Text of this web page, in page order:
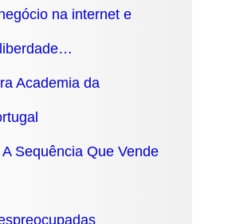
na internet e
Academia da
Sequência Que Vende